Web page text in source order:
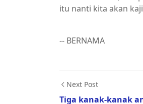
itu nanti kita akan
-- BERNAMA
Next Post
Tiga kanak-kanak